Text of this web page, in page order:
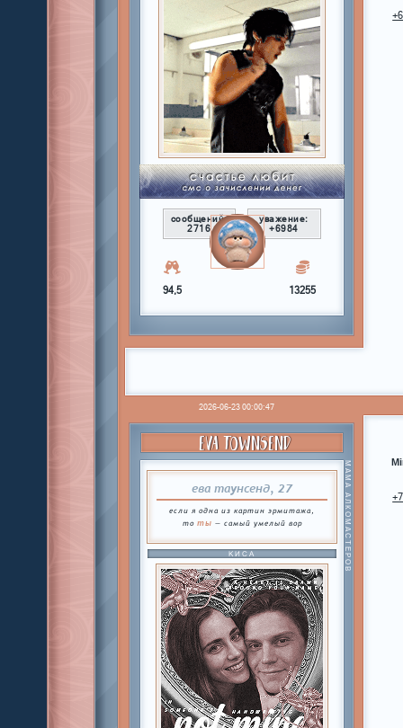
сообщений:
2716
уважение:
+6984
94,5 13255
+6
2026-06-23 00:00:47
EVA TOWNSEND
ева таунсенд, 27
если я одна из картин эрмитажа,
то ты — самый умелый вор МАМА АЛКОМАСТЕРОВ
КИСА
+7